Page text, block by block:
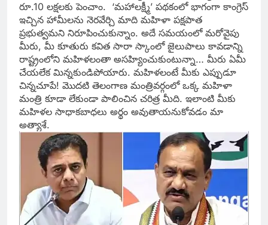
రూ.10 లక్షలకు పెంచాం. ‘మహాలక్ష్మీ’ పథకంలో భాగంగా కాంగ్రెస్
ఇచ్చిన హామీలను నెరవేర్చి మాది మహిళా పక్షపాత
ప్రభుత్వమని నిరూపించుకున్నాం. అదే సమయంలో మరోవైపు
మీరు, మీ కూతురు కవిత సారా స్కాంలో జైలుపాలు కావడాన్ని
రాష్ట్రంలోని మహిళలంతా అసహ్యించుకుంటున్నా… మీరు ఏమీ
చేయలేక మిన్నకుండిపోయారు. మహిళలంటే మీకు ఎప్పుడూ
చిన్నచూపే! మొదటి తెలంగాణ మంత్రివర్గంలో ఒక్క మహిళా
మంత్రి కూడా లేకుండా పాలించిన చరిత్ర మీది. ఇలాంటి మీకు
మహిళల సాధాకబాధలు అర్థం అవుతాయనుకోవడం మా
అత్యాశే.